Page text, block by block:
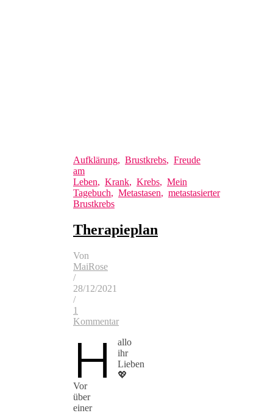
Aufklärung, Brustkrebs, Freude
am
Leben, Krank, Krebs, Mein
Tagebuch, Metastasen, metastasierter
Brustkrebs
Therapieplan
Von
MaiRose
/
28/12/2021
/
1
Kommentar
H
allo
ihr
Lieben
💖
Vor
über
einer